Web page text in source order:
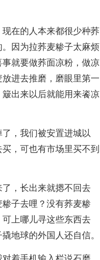
在的人本来都很少种荞
因为拉荞麦糁子太麻烦
就要做荞面凉粉，做凉
进去推磨，磨眼里第一
出来以后就能用来餈凉
，我们被安置进城以
，可也有市场里买不到
，长出来就摁不回去
子去哩？没有荞麦糁
上哪儿寻这些东西去
地球的外国人还自信。